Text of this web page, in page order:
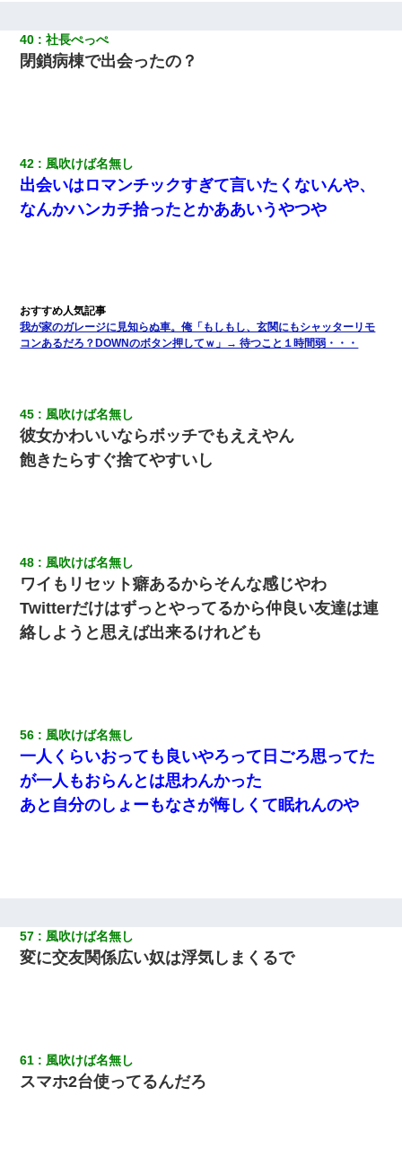
40 社長ぺっぺ
閉鎖病棟で出会ったの？
42 風吹けば名無し
出会いはロマンチックすぎて言いたくないんや、
なんかハンカチ拾ったとかああいうやつや
我が家のガレージに見知らぬ車。俺「もしもし、玄関にもシャッターリモ
コンあるだろ？DOWNのボタン押してｗ」→ 待つこと１時間弱・・・
45 風吹けば名無し
彼女かわいいならボッチでもええやん
飽きたらすぐ捨てやすいし
48 風吹けば名無し
ワイもリセット癖あるからそんな感じやわ
Twitterだけはずっとやってるから仲良い友達は連
絡しようと思えば出来るけれども
56 風吹けば名無し
一人くらいおっても良いやろって日ごろ思ってた
が一人もおらんとは思わんかった
あと自分のしょーもなさが悔しくて眠れんのや
57 風吹けば名無し
変に交友関係広い奴は浮気しまくるで
61 風吹けば名無し
スマホ2台使ってるんだろ